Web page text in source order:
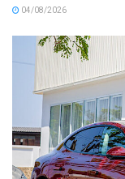
04/08/2026